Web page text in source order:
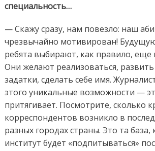
специальность…
— Скажу сразу, нам повезло: наш
чрезвычайно мотивирован!
ребята выбирают, как правило, еще
Они желают реализоваться,
задатки, сделать себе имя.
этого уникальные возможности —
притягивает. Посмотрите, сколько
корреспондентов возникло в
разных городах страны. Это та база,
институт будет «подпитываться»